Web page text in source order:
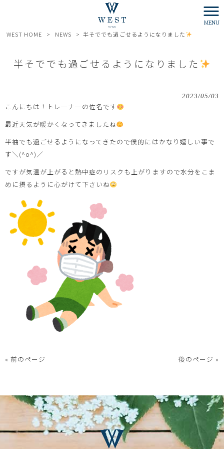
MENU
WEST HOME > NEWS > 半そででも過ごせるようになりました
半そででも過ごせるようになりました
2023/05/03
こんにちは！トレーナーの佐名です
最近天気が暖かくなってきましたね
半袖でも過ごせるようになってきたので僕的にはかなり嬉しい事で
す＼(^o^)／
ですが気温が上がると熱中症のリスクも上がりますので水分をこま
めに摂るように心がけて下さいね
« 前のページ 後のページ »